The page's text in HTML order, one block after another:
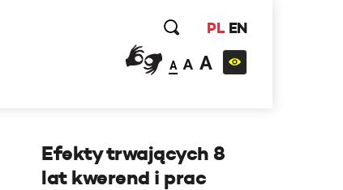
PL EN
A A A
Efekty trwających 8
lat kwerend i prac